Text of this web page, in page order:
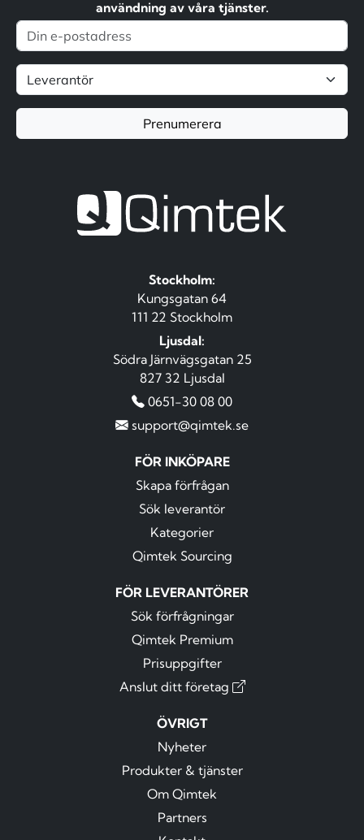
användning av våra tjänster.
Prenumerera
Stockholm:
Kungsgatan 64
111 22 Stockholm
Ljusdal:
Södra Järnvägsgatan 25
827 32 Ljusdal
0651-30 08 00
support@qimtek.se
FÖR INKÖPARE
Skapa förfrågan
Sök leverantör
Kategorier
Qimtek Sourcing
FÖR LEVERANTÖRER
Sök förfrågningar
Qimtek Premium
Prisuppgifter
Anslut ditt företag
ÖVRIGT
Nyheter
Produkter & tjänster
Om Qimtek
Partners